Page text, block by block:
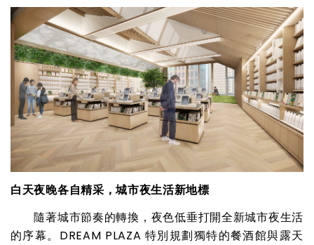
白天夜晚各自精采，城市夜生活新地標
隨著城市節奏的轉換，夜色低垂打開全新城市夜生活
的序幕。DREAM PLAZA 特別規劃獨特的餐酒館與露天